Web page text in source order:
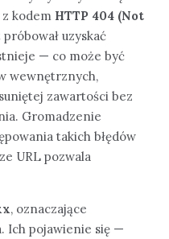
kodem HTTP 404 (Not
uzyskać
— co może być
wewnętrznych,
zawartości bez
Gromadzenie
takich błędów
URL pozwala
, oznaczające
Ich pojawienie się —